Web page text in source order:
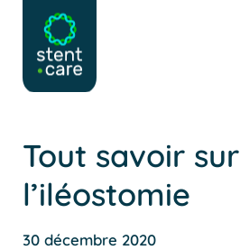
Skip to main content
Tout savoir sur
l’iléostomie
30 décembre 2020